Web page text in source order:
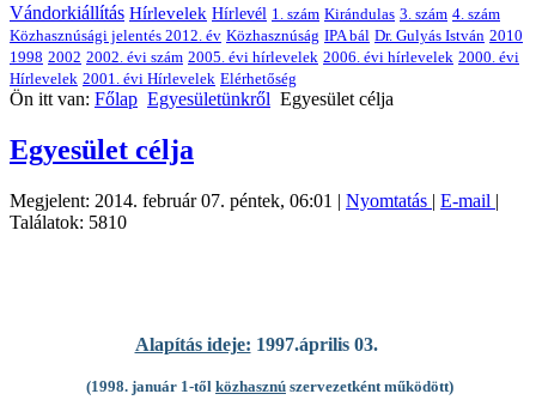
Vándorkiállítás Hírlevelek Hírlevél 1. szám Kirándulas 3. szám 4. szám
Közhasznúsági jelentés 2012. év Közhasznúság IPA bál Dr. Gulyás István 2010
1998 2002 2002. évi szám 2005. évi hírlevelek 2006. évi hírlevelek 2000. évi
Hírlevelek 2001. évi Hírlevelek Elérhetőség
Ön itt van: Főlap Egyesületünkről Egyesület célja
Egyesület célja
Megjelent: 2014. február 07. péntek, 06:01 | Nyomtatás | E-mail |
Találatok: 5810
Alapítás ideje: 1997.április 03.
(1998. január 1-től közhasznú szervezetként működött)